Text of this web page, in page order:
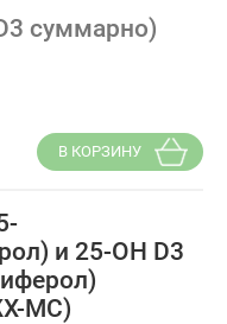
суммарно)
В КОРЗИНУ
и 25-ОН D3
МС)